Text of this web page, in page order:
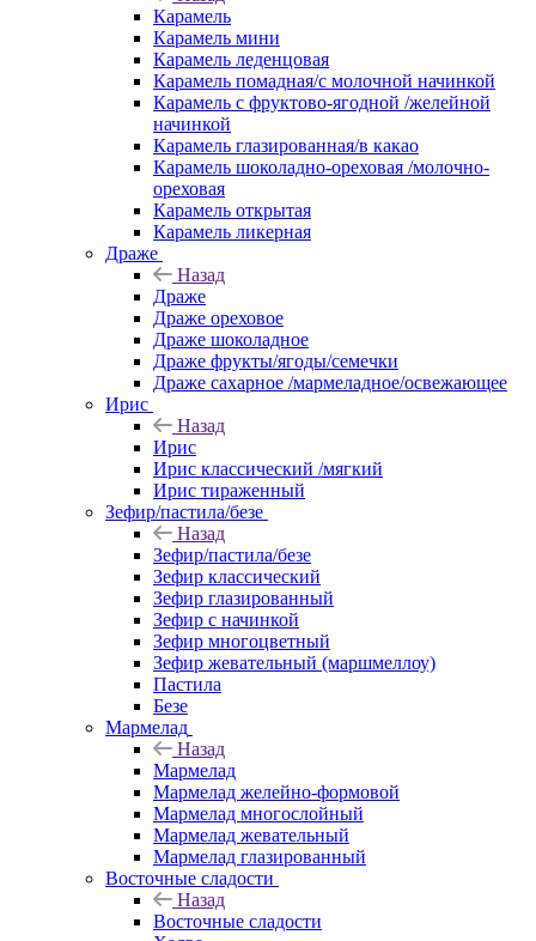
Карамель
Карамель мини
Карамель леденцовая
Карамель помадная/с молочной начинкой
Карамель с фруктово-ягодной /желейной
начинкой
Карамель глазированная/в какао
Карамель шоколадно-ореховая /молочно-
ореховая
Карамель открытая
Карамель ликерная
Драже
Назад
Драже
Драже ореховое
Драже шоколадное
Драже фрукты/ягоды/семечки
Драже сахарное /мармеладное/освежающее
Ирис
Назад
Ирис
Ирис классический /мягкий
Ирис тираженный
Зефир/пастила/безе
Назад
Зефир/пастила/безе
Зефир классический
Зефир глазированный
Зефир с начинкой
Зефир многоцветный
Зефир жевательный (маршмеллоу)
Пастила
Безе
Мармелад
Назад
Мармелад
Мармелад желейно-формовой
Мармелад многослойный
Мармелад жевательный
Мармелад глазированный
Восточные сладости
Назад
Восточные сладости